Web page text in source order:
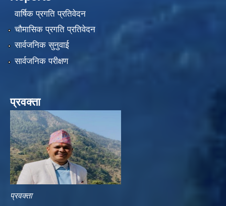
वार्षिक प्रगति प्रतिवेदन
चौमासिक प्रगति प्रतिवेदन
सार्वजनिक सुनुवाई
सार्वजनिक परीक्षण
प्रवक्ता
प्रवक्ता